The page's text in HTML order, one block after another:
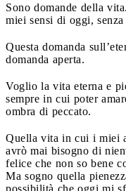
Sono domande della
miei sensi di oggi,
Questa domanda
domanda aperta.
Voglio la vita eterna e
sempre in cui poter
ombra di peccato.
Quella vita in cui i miei
avrò mai bisogno di
felice che non so bene
Ma sogno quella
possibilità che oggi mi